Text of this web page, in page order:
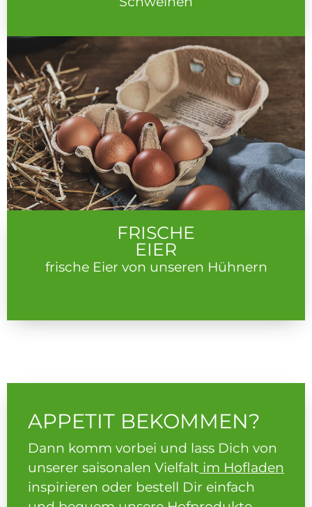
FRISCHE
EIER
frische Eier von unseren Hühnern
APPETIT BEKOMMEN?
Dann komm vorbei und lass Dich von
unserer saisonalen Vielfalt im Hofladen
inspirieren oder bestell Dir einfach